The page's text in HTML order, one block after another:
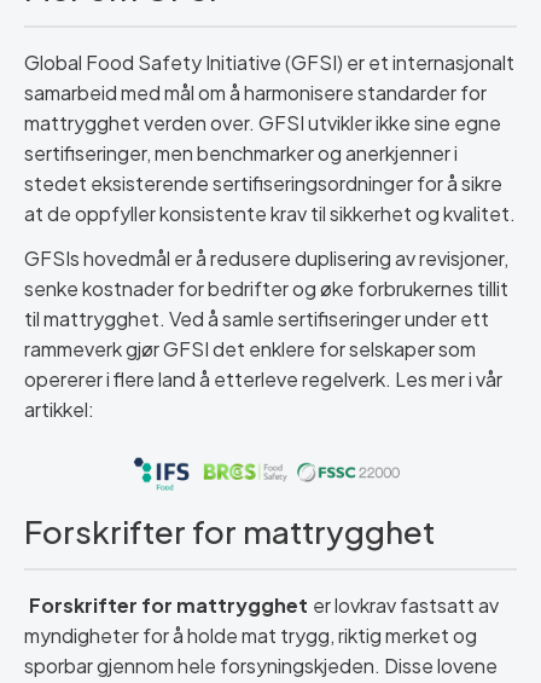
Global Food Safety Initiative (GFSI) er et internasjonalt
samarbeid med mål om å harmonisere standarder for
mattrygghet verden over. GFSI utvikler ikke sine egne
sertifiseringer, men benchmarker og anerkjenner i
stedet eksisterende sertifiseringsordninger for å sikre
at de oppfyller konsistente krav til sikkerhet og kvalitet.
GFSIs hovedmål er å redusere duplisering av revisjoner,
senke kostnader for bedrifter og øke forbrukernes tillit
til mattrygghet. Ved å samle sertifiseringer under ett
rammeverk gjør GFSI det enklere for selskaper som
opererer i flere land å etterleve regelverk. Les mer i vår
artikkel:
Forskrifter for mattrygghet
Forskrifter for mattrygghet er lovkrav fastsatt av
myndigheter for å holde mat trygg, riktig merket og
sporbar gjennom hele forsyningskjeden. Disse lovene